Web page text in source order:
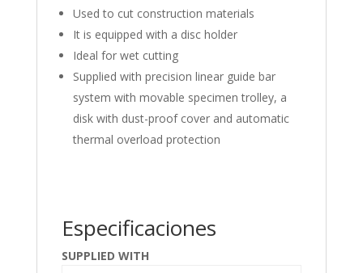
Used to cut construction materials
It is equipped with a disc holder
Ideal for wet cutting
Supplied with precision linear guide bar
system with movable specimen trolley, a
disk with dust-proof cover and automatic
thermal overload protection
Especificaciones
SUPPLIED WITH